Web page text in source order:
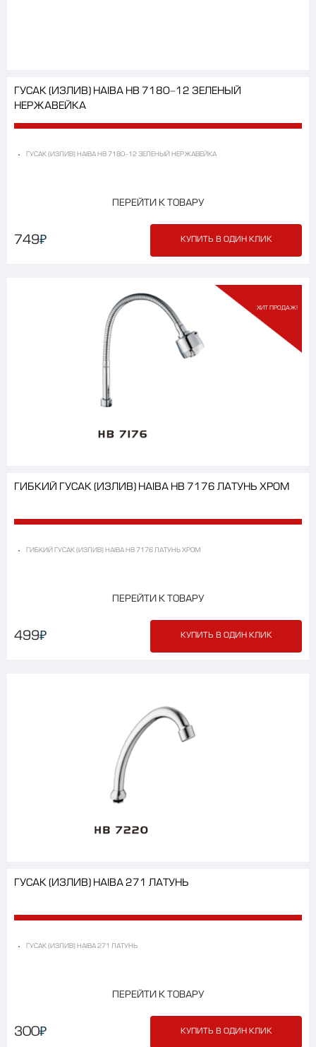
ГУСАК (ИЗЛИВ) HAIBA HB 7180-12 ЗЕЛЕНЫЙ
НЕРЖАВЕЙКА
ГУСАК (ИЗЛИВ) HAIBA HB 7180-12 ЗЕЛЕНЫЙ НЕРЖАВЕЙКА
ПЕРЕЙТИ К ТОВАРУ
749₽ КУПИТЬ В ОДИН КЛИК
ХИТ ПРОДАЖ!
ГИБКИЙ ГУСАК (ИЗЛИВ) HAIBA HB 7176 ЛАТУНЬ ХРОМ
ГИБКИЙ ГУСАК (ИЗЛИВ) HAIBA HB 7176 ЛАТУНЬ ХРОМ
ПЕРЕЙТИ К ТОВАРУ
499₽ КУПИТЬ В ОДИН КЛИК
ГУСАК (ИЗЛИВ) HAIBA 271 ЛАТУНЬ
ГУСАК (ИЗЛИВ) HAIBA 271 ЛАТУНЬ
ПЕРЕЙТИ К ТОВАРУ
300₽ КУПИТЬ В ОДИН КЛИК